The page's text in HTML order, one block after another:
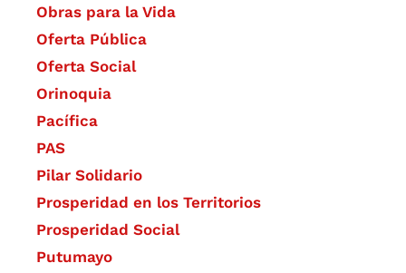
Obras para la Vida
Oferta Pública
Oferta Social​​
Orinoquia
Pacífica
PAS
Pilar Solidario
Prosperidad en los Territorios
Prosperidad Social
Putumayo